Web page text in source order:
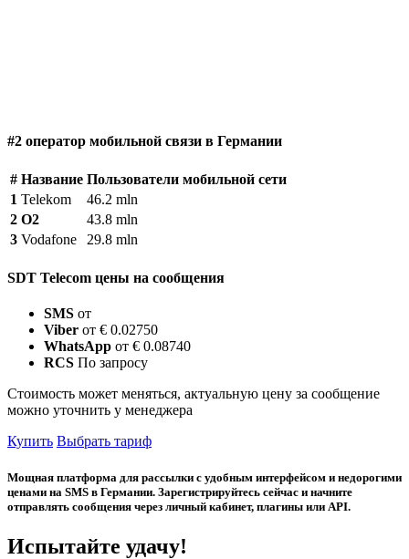
#2 оператор мобильной связи в Германии
# Название Пользователи мобильной сети
1 Telekom
46.2 mln
2 O2
43.8 mln
3 Vodafone 29.8 mln
SDT Telecom цены на сообщения
SMS от
Viber от € 0.02750
WhatsApp от € 0.08740
RCS По запросу
Стоимость может меняться, актуальную цену за сообщение
можно уточнить у менеджера
Купить Выбрать тариф
Мощная платформа для рассылки с удобным интерфейсом и недорогими
ценами на SMS в Германии. Зарегистрируйтесь сейчас и начните
отправлять сообщения через личный кабинет, плагины или API.
Испытайте удачу!